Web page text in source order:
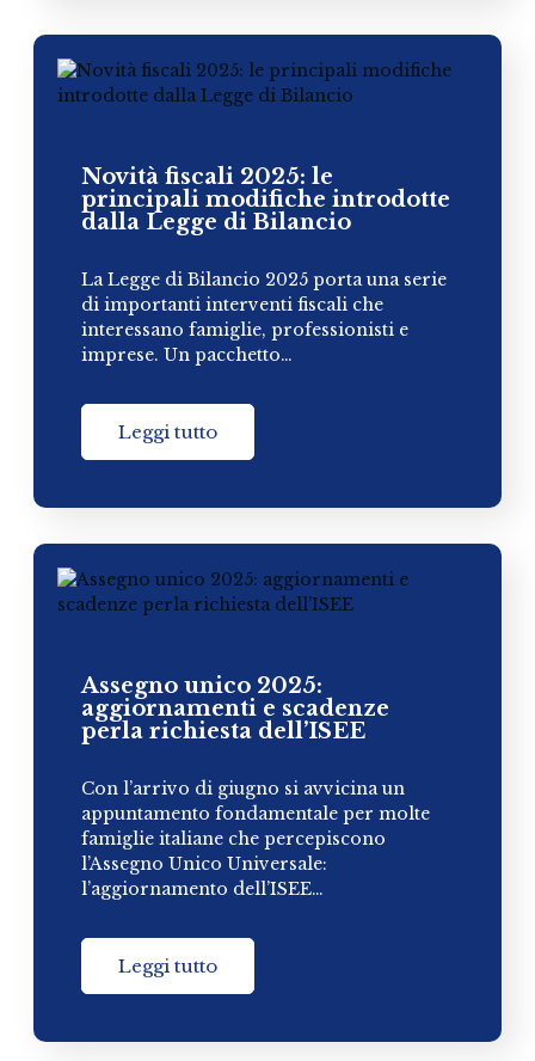
Novità fiscali 2025: le
principali modifiche introdotte
dalla Legge di Bilancio
La Legge di Bilancio 2025 porta una serie
di importanti interventi fiscali che
interessano famiglie, professionisti e
imprese. Un pacchetto…
Leggi tutto
Assegno unico 2025:
aggiornamenti e scadenze
perla richiesta dell’ISEE
Con l’arrivo di giugno si avvicina un
appuntamento fondamentale per molte
famiglie italiane che percepiscono
l’Assegno Unico Universale:
l’aggiornamento dell’ISEE…
Leggi tutto